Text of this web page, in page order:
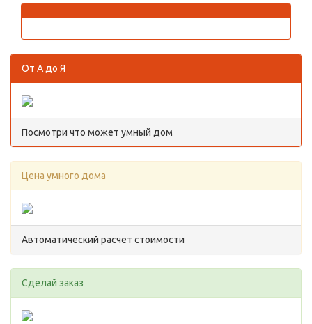
От А до Я
Посмотри что может умный дом
Цена умного дома
Автоматический расчет стоимости
Сделай заказ